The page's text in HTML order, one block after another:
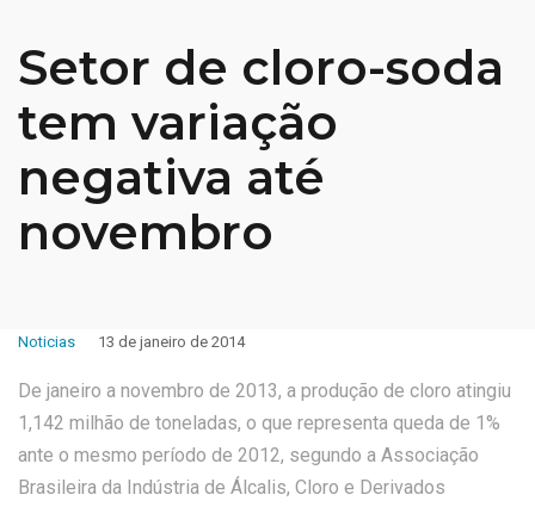
Setor de cloro-soda
tem variação
negativa até
novembro
Noticias 13 de janeiro de 2014
De janeiro a novembro de 2013, a produção de cloro atingiu
1,142 milhão de toneladas, o que representa queda de 1%
ante o mesmo período de 2012, segundo a Associação
Brasileira da Indústria de Álcalis, Cloro e Derivados